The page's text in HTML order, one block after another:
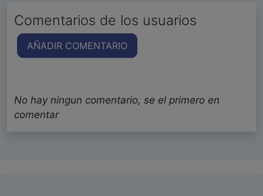
Comentarios de los usuarios
AÑADIR COMENTARIO
No hay ningun comentario, se el primero en
comentar